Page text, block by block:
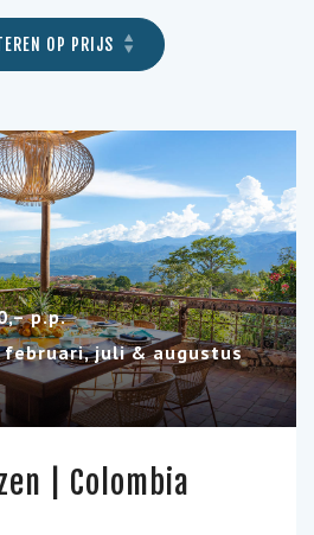
OP PRIJS
p.p.
juli & augustus
| Colombia